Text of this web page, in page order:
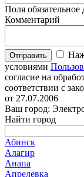
Поля обязательное
Комментарий
Отправить
условиями
согласие на
соответствии с
от 27.07.2006
Ваш город:
Найти город
Абинск
Алагир
Анапа
Апрелевка